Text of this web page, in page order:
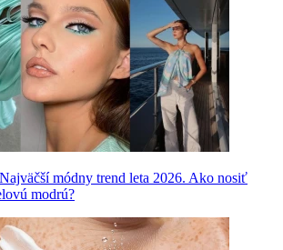
módny trend leta 2026. Ako nosiť
modrú?